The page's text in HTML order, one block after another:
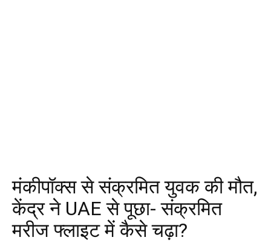
मंकीपॉक्स से संक्रमित युवक की मौत,
केंद्र ने UAE से पूछा- संक्रमित
मरीज फ्लाइट में कैसे चढ़ा?